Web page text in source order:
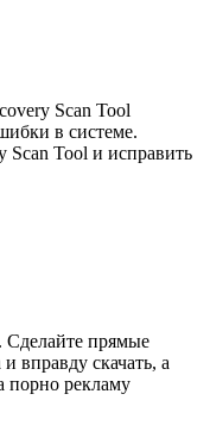
Scan Tool
в системе.
Scan Tool и исправить
Сделайте прямые
вправду скачать, а
порно рекламу